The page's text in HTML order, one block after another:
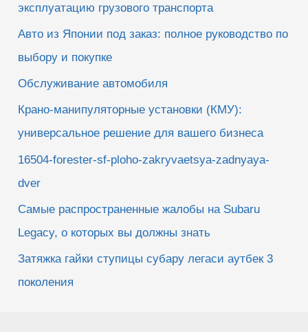
эксплуатацию грузового транспорта
Авто из Японии под заказ: полное руководство по
выбору и покупке
Обслуживание автомобиля
Крано-манипуляторные установки (КМУ):
универсальное решение для вашего бизнеса
16504-forester-sf-ploho-zakryvaetsya-zadnyaya-
dver
Самые распространенные жалобы на Subaru
Legacy, о которых вы должны знать
Затяжка гайки ступицы субару легаси аутбек 3
поколения